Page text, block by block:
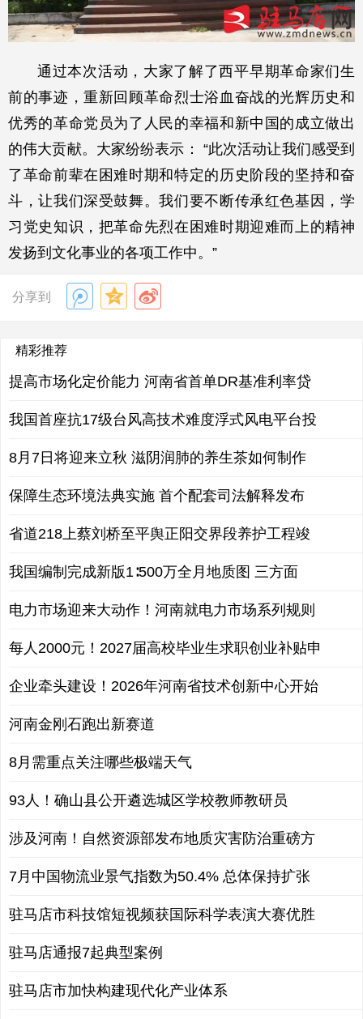
通过本次活动，大家了解了西平早期革命家们生
前的事迹，重新回顾革命烈士浴血奋战的光辉历史和
优秀的革命党员为了人民的幸福和新中国的成立做出
的伟大贡献。大家纷纷表示： “此次活动让我们感受到
了革命前辈在困难时期和特定的历史阶段的坚持和奋
斗，让我们深受鼓舞。我们要不断传承红色基因，学
习党史知识，把革命先烈在困难时期迎难而上的精神
发扬到文化事业的各项工作中。”
分享到
精彩推荐
提高市场化定价能力 河南省首单DR基准利率贷
我国首座抗17级台风高技术难度浮式风电平台投
8月7日将迎来立秋 滋阴润肺的养生茶如何制作
保障生态环境法典实施 首个配套司法解释发布
省道218上蔡刘桥至平舆正阳交界段养护工程竣
我国编制完成新版1∶500万全月地质图 三方面
电力市场迎来大动作！河南就电力市场系列规则
每人2000元！2027届高校毕业生求职创业补贴申
企业牵头建设！2026年河南省技术创新中心开始
河南金刚石跑出新赛道
8月需重点关注哪些极端天气
93人！确山县公开遴选城区学校教师教研员
涉及河南！自然资源部发布地质灾害防治重磅方
7月中国物流业景气指数为50.4% 总体保持扩张
驻马店市科技馆短视频获国际科学表演大赛优胜
驻马店通报7起典型案例
驻马店市加快构建现代化产业体系